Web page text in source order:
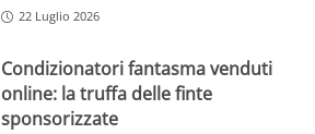
22 Luglio 2026
Condizionatori fantasma venduti
online: la truffa delle finte
sponsorizzate